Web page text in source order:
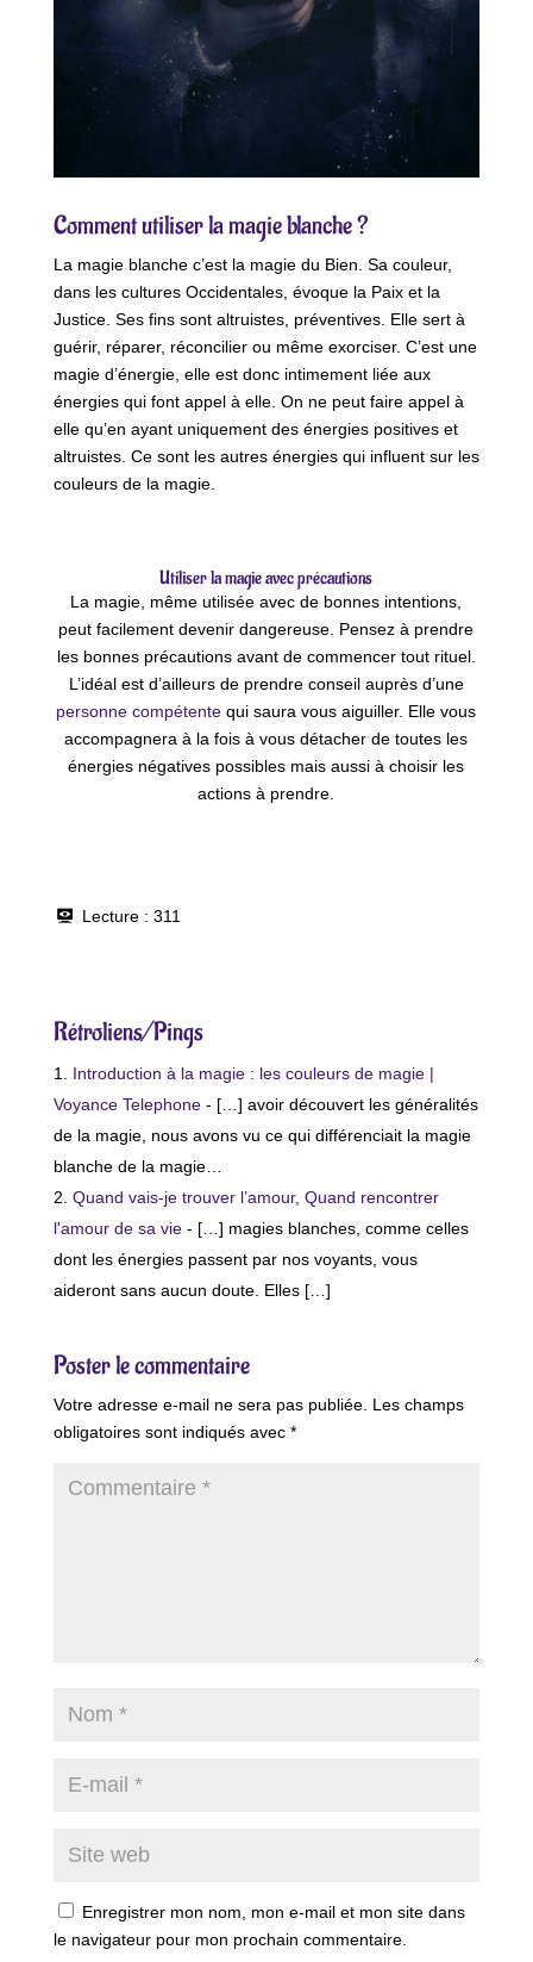
Comment utiliser la magie blanche ?
La magie blanche c’est la magie du Bien. Sa couleur,
dans les cultures Occidentales, évoque la Paix et la
Justice. Ses fins sont altruistes, préventives. Elle sert à
guérir, réparer, réconcilier ou même exorciser. C’est une
magie d’énergie, elle est donc intimement liée aux
énergies qui font appel à elle. On ne peut faire appel à
elle qu’en ayant uniquement des énergies positives et
altruistes. Ce sont les autres énergies qui influent sur les
couleurs de la magie.
Utiliser la magie avec précautions
La magie, même utilisée avec de bonnes intentions,
peut facilement devenir dangereuse. Pensez à prendre
les bonnes précautions avant de commencer tout rituel.
L’idéal est d’ailleurs de prendre conseil auprès d’une
personne compétente qui saura vous aiguiller. Elle vous
accompagnera à la fois à vous détacher de toutes les
énergies négatives possibles mais aussi à choisir les
actions à prendre.
Lecture : 311
Rétroliens/Pings
Introduction à la magie : les couleurs de magie |
Voyance Telephone- […] avoir découvert les généralités
de la magie, nous avons vu ce qui différenciait la magie
blanche de la magie…
Quand vais-je trouver l’amour, Quand rencontrer
l'amour de sa vie- […] magies blanches, comme celles
dont les énergies passent par nos voyants, vous
aideront sans aucun doute. Elles […]
Poster le commentaire
Votre adresse e-mail ne sera pas publiée. Les champs
obligatoires sont indiqués avec *
Enregistrer mon nom, mon e-mail et mon site dans
le navigateur pour mon prochain commentaire.